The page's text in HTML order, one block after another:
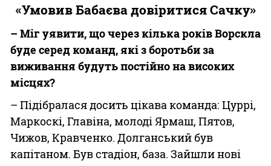
«Умовив Бабаєва довіритися Сачку»
– Міг уявити, що через кілька років Ворскла
буде серед команд, які з боротьби за
виживання будуть постійно на високих
місцях?
– Підібралася досить цікава команда: Цуррі,
Маркоскі, Главіна, молоді Ярмаш, Пятов,
Чижов, Кравченко. Долганський був
капітаном. Був стадіон, база. Зайшли нові